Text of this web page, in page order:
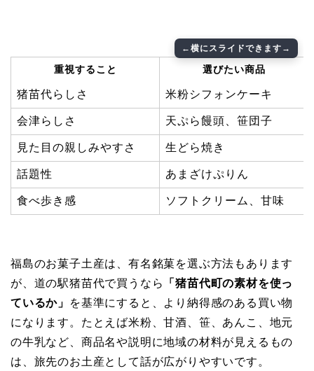
重視すること 選びたい商品
猪苗代らしさ 米粉シフォンケーキ
会津らしさ 天ぷら饅頭、笹団子
見た目の親しみやすさ 生どら焼き
話題性 あまざけぷりん
食べ歩き感 ソフトクリーム、甘味
福島のお菓子土産は、有名銘菓を選ぶ方法もあります
が、道の駅猪苗代で買うなら
「猪苗代町の素材を使っ
ているか」
を基準にすると、より納得感のある買い物
になります。たとえば米粉、甘酒、笹、あんこ、地元
の牛乳など、商品名や説明に地域の材料が見えるもの
は、旅先のお土産として話が広がりやすいです。